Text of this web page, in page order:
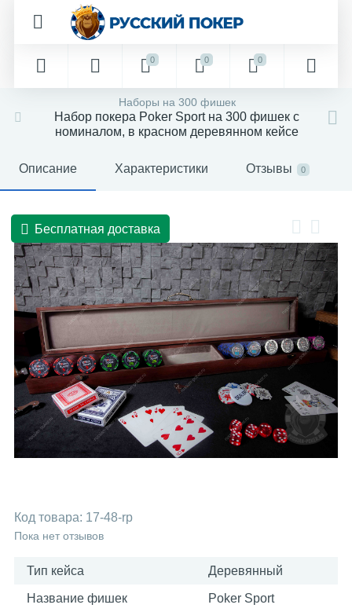
0 0 0
Наборы на 300 фишек
Набор покера Poker Sport на 300 фишек с
номиналом, в красном деревянном кейсе
Описание Характеристики Отзывы 0
Бесплатная доставка
Код товара: 17-48-rp
Пока нет отзывов
Тип кейса Деревянный
Название фишек Poker Sport